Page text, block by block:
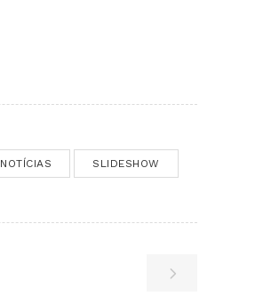
NOTÍCIAS SLIDESHOW